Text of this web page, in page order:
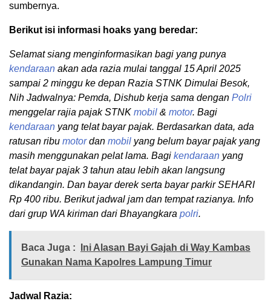
sumbernya.
Berikut isi informasi hoaks yang beredar:
Selamat siang menginformasikan bagi yang punya
kendaraan akan ada razia mulai tanggal 15 April 2025
sampai 2 minggu ke depan Razia STNK Dimulai Besok,
Nih Jadwalnya: Pemda, Dishub kerja sama dengan Polri
menggelar rajia pajak STNK mobil & motor. Bagi
kendaraan yang telat bayar pajak. Berdasarkan data, ada
ratusan ribu motordan mobil yang belum bayar pajak yang
masih menggunakan pelat lama. Bagi kendaraan yang
telat bayar pajak 3 tahun atau lebih akan langsung
dikandangin. Dan bayar derek serta bayar parkir SEHARI
Rp 400 ribu. Berikut jadwal jam dan tempat razianya. Info
dari grup WA kiriman dari Bhayangkara polri.
Baca Juga :
Ini Alasan Bayi Gajah di Way Kambas
Gunakan Nama Kapolres Lampung Timur
Jadwal Razia: